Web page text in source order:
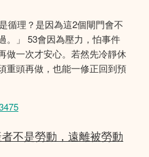
循理？是因為這2個閘門會不
。」 53會因為壓力，怕事件
做一次才安心。若然先冷靜休
重頭再做，也能一修正回到預
不是勞動，遠離被勞動